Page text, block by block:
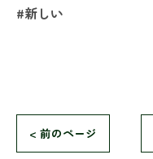
#新しい
< 前のページ